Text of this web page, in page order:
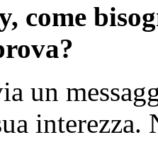
come
un